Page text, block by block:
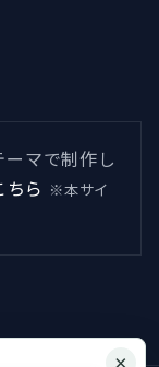
マで制作し
ら ※本サイ